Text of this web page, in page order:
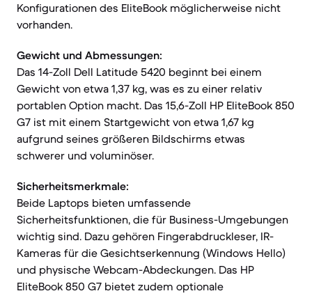
Konfigurationen des EliteBook möglicherweise nicht
vorhanden.
Gewicht und Abmessungen:
Das 14-Zoll Dell Latitude 5420 beginnt bei einem
Gewicht von etwa 1,37 kg, was es zu einer relativ
portablen Option macht. Das 15,6-Zoll HP EliteBook 850
G7 ist mit einem Startgewicht von etwa 1,67 kg
aufgrund seines größeren Bildschirms etwas
schwerer und voluminöser.
Sicherheitsmerkmale:
Beide Laptops bieten umfassende
Sicherheitsfunktionen, die für Business-Umgebungen
wichtig sind. Dazu gehören Fingerabdruckleser, IR-
Kameras für die Gesichtserkennung (Windows Hello)
und physische Webcam-Abdeckungen. Das HP
EliteBook 850 G7 bietet zudem optionale